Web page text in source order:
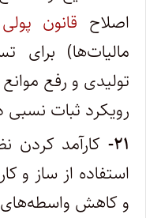
اصلاح قانون
مالیات‌ها)
تولیدی و رفع
رویکرد ثبات نسبی
۲۱- کارآمد کردن
استفاده از ساز و
و کاهش واسطه‌های